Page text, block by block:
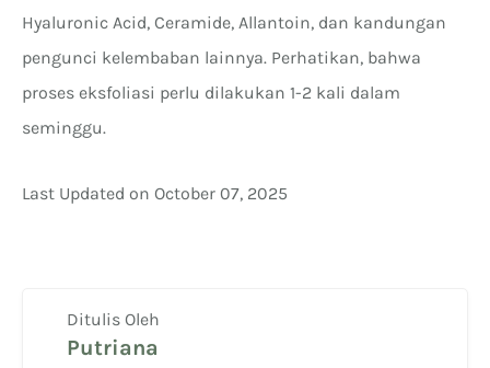
Hyaluronic Acid, Ceramide, Allantoin, dan kandungan
pengunci kelembaban lainnya. Perhatikan, bahwa
proses eksfoliasi perlu dilakukan 1-2 kali dalam
seminggu.
Last Updated on October 07, 2025
Ditulis Oleh
Putriana